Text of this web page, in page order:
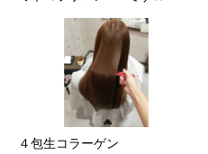
４包生コラーゲン